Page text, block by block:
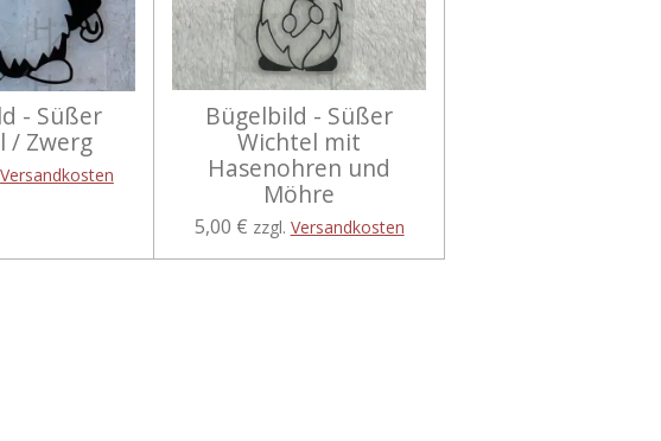
- Süßer
/ Zwerg
Versandkosten
Bügelbild - Süßer
Wichtel mit
Hasenohren und
Möhre
5,00 € zzgl. Versandkosten